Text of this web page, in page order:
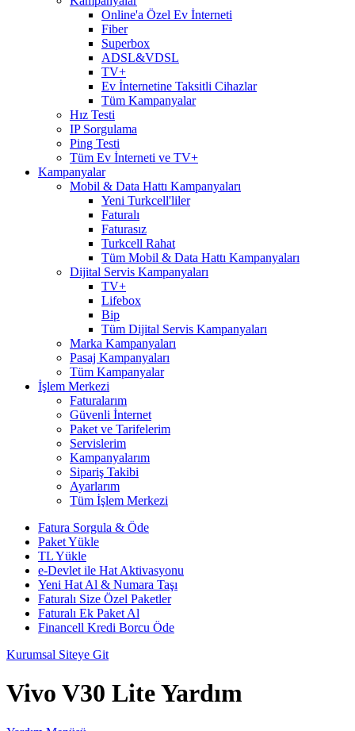
Online'a Özel Ev İnterneti
Fiber
Superbox
ADSL&VDSL
TV+
Ev İnternetine Taksitli Cihazlar
Tüm Kampanyalar
Hız Testi
IP Sorgulama
Ping Testi
Tüm Ev İnterneti ve TV+
Kampanyalar
Mobil & Data Hattı Kampanyaları
Yeni Turkcell'liler
Faturalı
Faturasız
Turkcell Rahat
Tüm Mobil & Data Hattı Kampanyaları
Dijital Servis Kampanyaları
TV+
Lifebox
Bip
Tüm Dijital Servis Kampanyaları
Marka Kampanyaları
Pasaj Kampanyaları
Tüm Kampanyalar
İşlem Merkezi
Faturalarım
Güvenli İnternet
Paket ve Tarifelerim
Servislerim
Kampanyalarım
Sipariş Takibi
Ayarlarım
Tüm İşlem Merkezi
Fatura Sorgula & Öde
Paket Yükle
TL Yükle
e-Devlet ile Hat Aktivasyonu
Yeni Hat Al & Numara Taşı
Faturalı Size Özel Paketler
Faturalı Ek Paket Al
Financell Kredi Borcu Öde
Kurumsal Siteye Git
Vivo V30 Lite Yardım